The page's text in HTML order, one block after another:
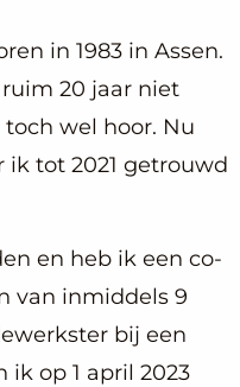
in 1983 in Assen.
20 jaar niet
wel hoor. Nu
tot 2021 getrouwd
en heb ik een co-
van inmiddels 9
bij een
op 1 april 2023